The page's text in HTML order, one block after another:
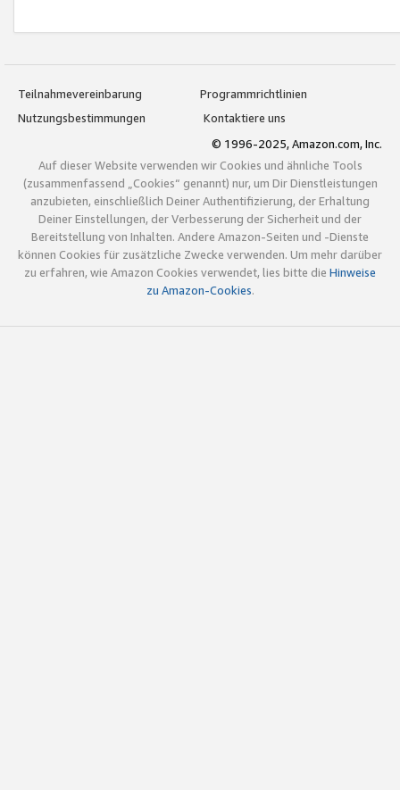
Teilnahmevereinbarung
Programmrichtlinien
Nutzungsbestimmungen
Kontaktiere uns
© 1996-2025, Amazon.com, Inc.
Auf dieser Website verwenden wir Cookies und ähnliche Tools
(zusammenfassend „Cookies“ genannt) nur, um Dir Dienstleistungen
anzubieten, einschließlich Deiner Authentifizierung, der Erhaltung
Deiner Einstellungen, der Verbesserung der Sicherheit und der
Bereitstellung von Inhalten. Andere Amazon-Seiten und -Dienste
können Cookies für zusätzliche Zwecke verwenden. Um mehr darüber
zu erfahren, wie Amazon Cookies verwendet, lies bitte die Hinweise
zu Amazon-Cookies.